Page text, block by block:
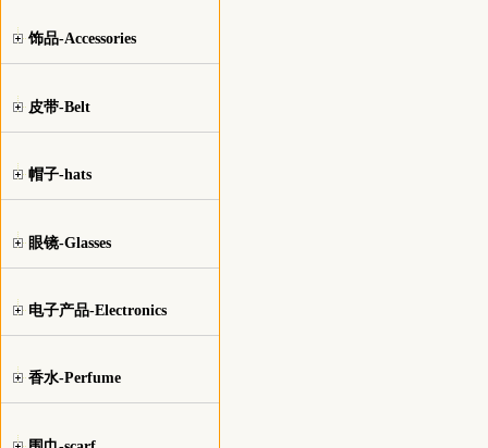
饰品-Accessories
皮带-Belt
帽子-hats
眼镜-Glasses
电子产品-Electronics
香水-Perfume